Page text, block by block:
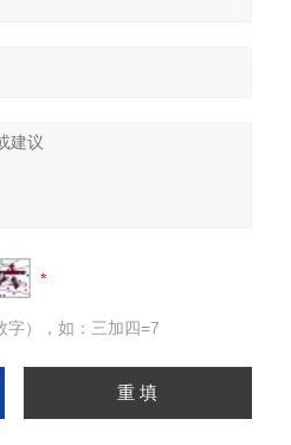
字），如：三加四=7